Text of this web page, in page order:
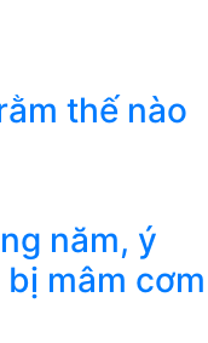
thế nào
năm, ý
mâm cơm